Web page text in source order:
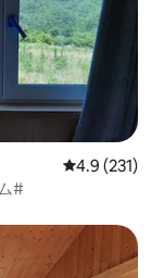
レビュー231
4.9 (231)
#